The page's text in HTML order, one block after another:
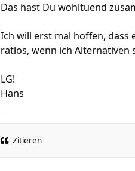
Das hast Du wohltuend
Ich will erst mal hoffen, dass
ratlos, wenn ich Alternativen
LG!
Hans
Zitieren